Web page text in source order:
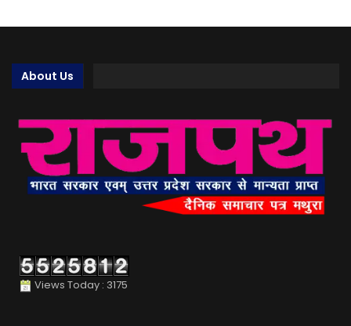
About Us
Views Today : 3175